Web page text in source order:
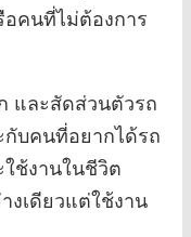
คนที่ไม่ต้องการ
และสัดส่วนตัวรถ
บคนที่อยากได้รถ
ช้งานในชีวิต
งเดียวแต่ใช้งาน